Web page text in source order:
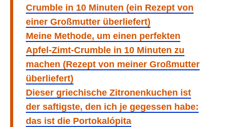
Crumble in 10 Minuten (ein Rezept von
einer Großmutter überliefert)
Meine Methode, um einen perfekten
Apfel-Zimt-Crumble in 10 Minuten zu
machen (Rezept von meiner Großmutter
überliefert)
Dieser griechische Zitronenkuchen ist
der saftigste, den ich je gegessen habe:
das ist die Portokalópita